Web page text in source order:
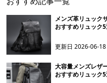
メンズ革リュック
おすすめリュック
更新日2026-06-18
大容量メンズレザ
おすすめリュック